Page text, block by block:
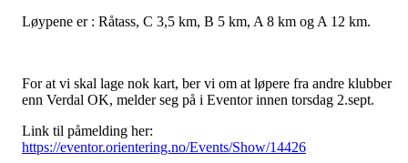
Løypene er : Råtass, C 3,5 km, B 5 km, A 8 km og A 12 km.
For at vi skal lage nok kart, ber vi om at løpere fra andre klubber
enn Verdal OK, melder seg på i Eventor innen torsdag 2.sept.
Link til påmelding her:
https://eventor.orientering.no/Events/Show/14426